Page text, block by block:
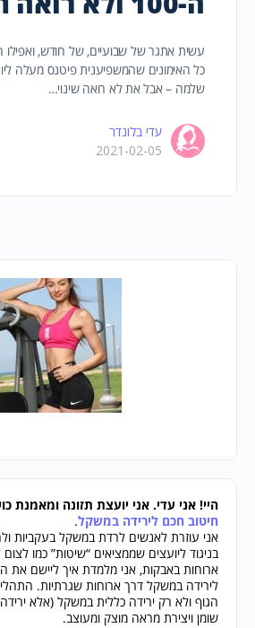
עשית אתגר של שבועיים, של חודש,
כל האימונים שהמשפיענית פיטנס מעלה
שלמה – אבל את לא רואה שינוי…
עדי בלונדר
2021-02-05
היי! אני עדי. אני יועצת תזונה ומאמנת
חיטוב חכם לירידה במשקל.
אני עוזרת לאנשים לרדת במשקל בעקביות
בניגוד ליועצים שממציאים “שיטות” כמו לצום
ארוחות באבקות, אני מלמדת איך ליישם את
לירידה במשקל דרך ארוחות שגרתיות.
הגוף ולא רק ירידה כללית במשקל (אלא
שומן ויצירת מראה מוצק ומעוצב.